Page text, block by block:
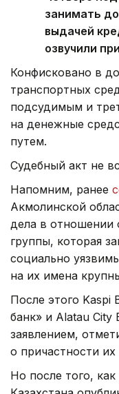
занимать
выдачей
озвучили
Конфисковано в
транспортных
подсудимым и
на денежные
путем.
Судебный акт не
Напомним, ранее
Акмолинской
дела в отношении
группы, которая
социально
на их имена
После этого Kaspi
банк» и Alatau City
заявлением,
о причастности
Но после того,